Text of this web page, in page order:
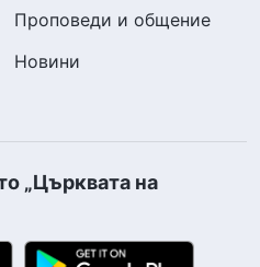
Проповеди и общение
Новини
„Църквата на